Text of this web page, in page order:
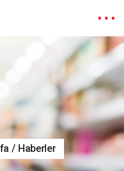
Haberler